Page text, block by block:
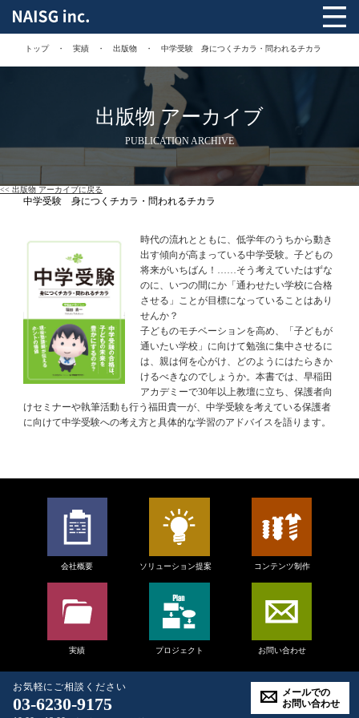
トップ 実績 出版物 中学受験 身につくチカラ・問われるチカラ
出版物 アーカイブ
PUBLICATION ARCHIVE
<< 出版物 アーカイブに戻る
中学受験 身につくチカラ・問われるチカラ
時代の流れとともに、低学年のうちから動き
出す傾向が高まっている中学受験。子どもの
将来がいちばん！……そう考えていたはずな
のに、いつの間にか「通わせたい学校に合格
させる」ことが目標になっていることはあり
せんか？
子どものモチベーションを高め、「子どもが
通いたい学校」に向けて勉強に集中させるに
は、親は何を心がけ、どのようにはたらきか
けるべきなのでしょうか。本書では、早稲田
アカデミーで30年以上教壇に立ち、保護者向
けセミナーや執筆活動も行う福田貴一が、中学受験を考えている保護者
に向けて中学受験への考え方と具体的な学習のアドバイスを語ります。
お気軽にご相談ください
03-6230-9175
メールでの
お問い合わせ
会社概要 ソリューション提案 コンテンツ制作
実績 プロジェクト お問い合わせ